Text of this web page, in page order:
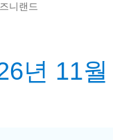
니랜드
년 11